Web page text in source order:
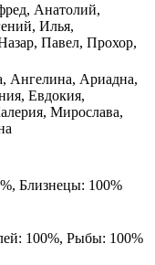
Анатолий,
Илья,
Павел, Прохор,
Ангелина, Ариадна,
Евдокия,
Мирослава,
Близнецы: 100%
100%, Рыбы: 100%